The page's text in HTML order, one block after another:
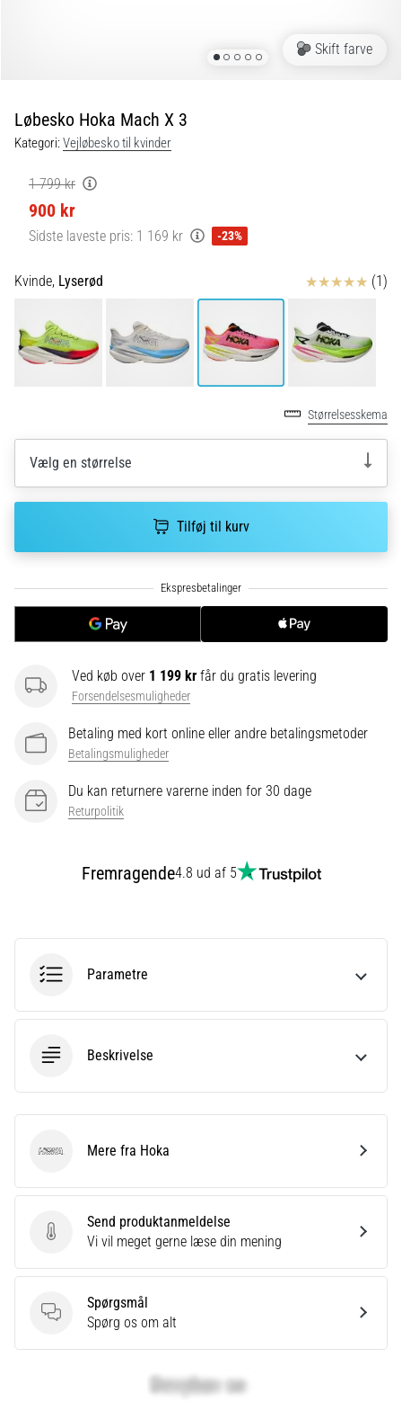
de?
praksis
tester
shuttle
run-
hurtighed,
smidighed
retningsskift.
Hvordan
den…
Løberknæ:
Årsager,
behandling
forebyggelse
Løberknæ,
iliotibialbåndsyndrom
(ITBS),
løbere
oplever.
Vis
alle
Skift farve
Løbesko Hoka Mach X 3
Kategori:Vejløbesko til kvinder
1 799 kr
900 kr
Sidste laveste pris: 1 169 kr -23%
Kvinde, Lyserød Anmeldelser (1)
Størrelsesskema
Vælg en størrelse
Tilføj til kurv
Ved køb over 1 199 kr får du gratis levering
Forsendelsesmuligheder
Betaling med kort online eller andre betalingsmetoder
Betalingsmuligheder
Du kan returnere varerne inden for 30 dage
Returpolitik
Fremragende4.8 ud af 5
Parametre
Beskrivelse
Send produktanmeldelse
Send produktanmeldelse
Vi vil meget gerne læse din mening
Spørgsmål
Spørgsmål
Spørg os om alt
Hoka Mere fra Hoka